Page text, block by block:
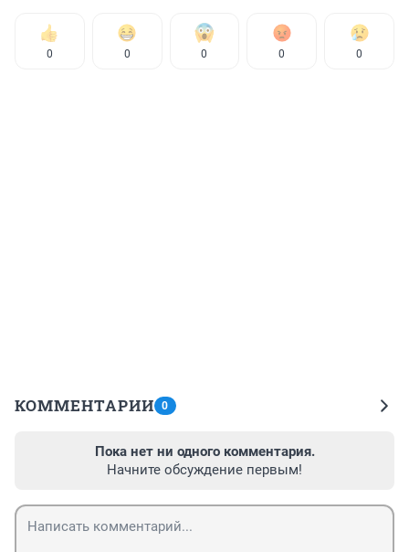
0 0 0 0 0
КОММЕНТАРИИ 0
Пока нет ни одного комментария.
Начните обсуждение первым!